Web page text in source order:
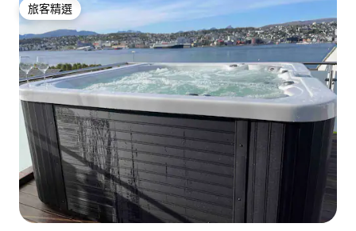
旅客精選
旅客精選